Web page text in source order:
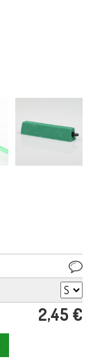
2,45 €